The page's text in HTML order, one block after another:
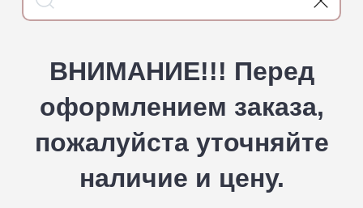
ВНИМАНИЕ!!! Перед
оформлением заказа,
пожалуйста уточняйте
наличие и цену.